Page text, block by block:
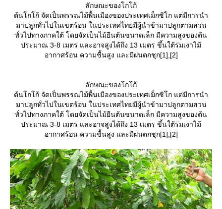
ลักษณะของโกโก้
ต้นโกโก้ จัดเป็นพรรณไม้พื้นเมืองของประเทศเม็กซิโก แต่มีการนำ
มาปลูกทั่วไปในเขตร้อน ในประเทศไทยมีผู้นำข้ามาปลูกตามสวน
ทั่วไปทางภาคใต้ โดยจัดเป็นไม้ยืนต้นขนาดเล็ก มีความสูงของต้น
ประมาณ 3-8 เมตร และอาจสูงได้ถึง 13 เมตร ขึ้นใต้ร่มเงาไม้
อากาศร้อน ความชื้นสูง และมีฝนตกชุก[1],[2]
ลักษณะของโกโก้
ต้นโกโก้ จัดเป็นพรรณไม้พื้นเมืองของประเทศเม็กซิโก แต่มีการนำ
มาปลูกทั่วไปในเขตร้อน ในประเทศไทยมีผู้นำข้ามาปลูกตามสวน
ทั่วไปทางภาคใต้ โดยจัดเป็นไม้ยืนต้นขนาดเล็ก มีความสูงของต้น
ประมาณ 3-8 เมตร และอาจสูงได้ถึง 13 เมตร ขึ้นใต้ร่มเงาไม้
อากาศร้อน ความชื้นสูง และมีฝนตกชุก[1],[2]